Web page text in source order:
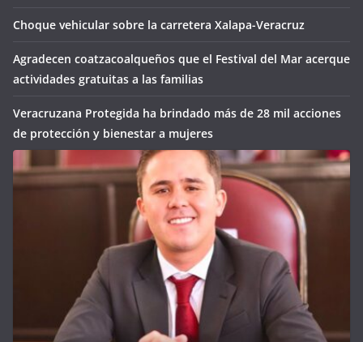
Choque vehicular sobre la carretera Xalapa-Veracruz
Agradecen coatzacoalqueños que el Festival del Mar acerque
actividades gratuitas a las familias
Veracruzana Protegida ha brindado más de 28 mil acciones
de protección y bienestar a mujeres